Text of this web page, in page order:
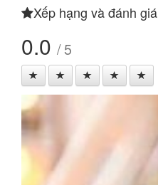
Xếp hạng và đánh giá
0.0 / 5